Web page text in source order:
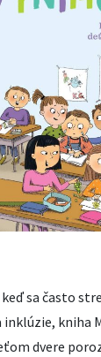
keď sa často
kniha
dvere